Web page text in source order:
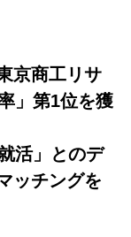
京商工リサ
」第1位を獲
活」とのデ
ッチングを